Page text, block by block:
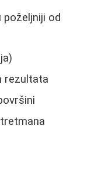
od
rezultata